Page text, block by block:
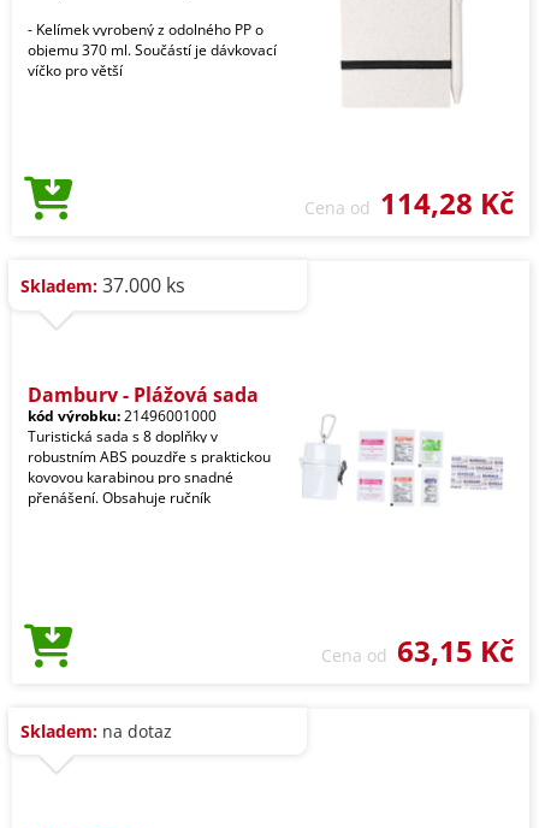
- Kelímek vyrobený z odolného PP o
objemu 370 ml. Součástí je dávkovací
víčko pro větší
Cena od 114,28 Kč
Skladem: 37.000 ks
Dambury - Plážová sada
kód výrobku:21496001000
Turistická sada s 8 doplňky v
robustním ABS pouzdře s praktickou
kovovou karabinou pro snadné
přenášení. Obsahuje ručník
Cena od 63,15 Kč
Skladem: na dotaz